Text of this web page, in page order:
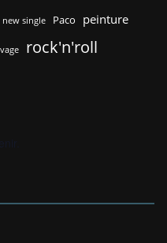
new single Paco peinture
rock'n'roll